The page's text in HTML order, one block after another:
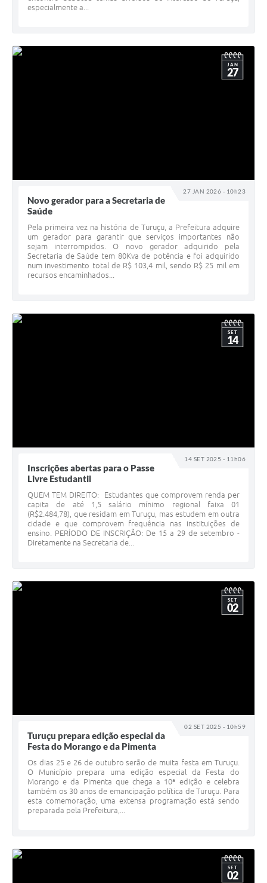
especialmente a...
27 JAN 2026 - 10h23
JAN
27
Novo gerador para a Secretaria de
Saúde
Pela primeira vez na história de Turuçu, a Prefeitura adquire
um gerador para garantir que serviços importantes não
sejam interrompidos. O novo gerador adquirido pela
Secretaria de Saúde tem 80Kva de potência e foi adquirido
num investimento total de R$ 103,4 mil, sendo R$ 25 mil em
recursos encaminhados...
14 SET 2025 - 11h06
SET
14
Inscrições abertas para o Passe
Livre Estudantil
QUEM TEM DIREITO: Estudantes que comprovem renda per
capita de até 1,5 salário mínimo regional faixa 01
(R$2.484,78), que residam em Turuçu, mas estudem em outra
cidade e que comprovem frequência nas instituições de
ensino. PERÍODO DE INSCRIÇÃO: De 15 a 29 de setembro -
Diretamente na Secretaria de...
02 SET 2025 - 10h59
SET
02
Turuçu prepara edição especial da
Festa do Morango e da Pimenta
Os dias 25 e 26 de outubro serão de muita festa em Turuçu.
O Município prepara uma edição especial da Festa do
Morango e da Pimenta que chega a 10ª edição e celebra
também os 30 anos de emancipação política de Turuçu. Para
esta comemoração, uma extensa programação está sendo
preparada pela Prefeitura,...
SET
02